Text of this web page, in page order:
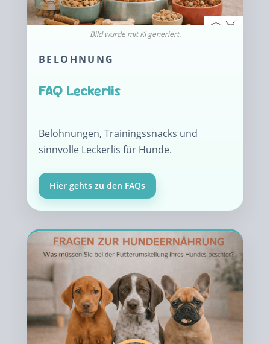
BELOHNUNG
FAQ Leckerlis
Belohnungen, Trainingssnacks und
sinnvolle Leckerlis für Hunde.
Hier gehts zu den FAQs